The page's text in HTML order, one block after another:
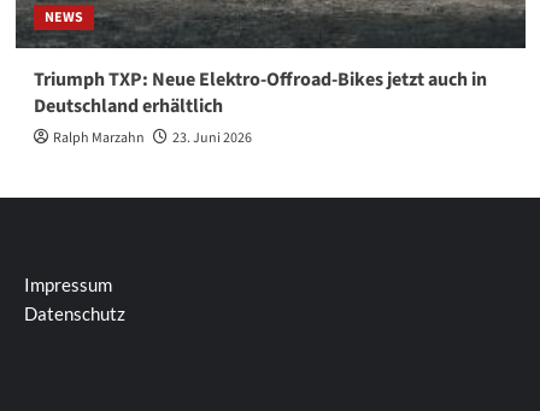
NEWS
Triumph TXP: Neue Elektro-Offroad-Bikes jetzt auch in
Deutschland erhältlich
Ralph Marzahn 23. Juni 2026
Impressum
Datenschutz